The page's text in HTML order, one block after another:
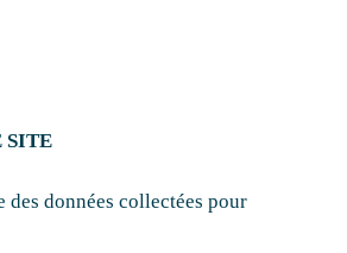
SITE
des données collectées pour